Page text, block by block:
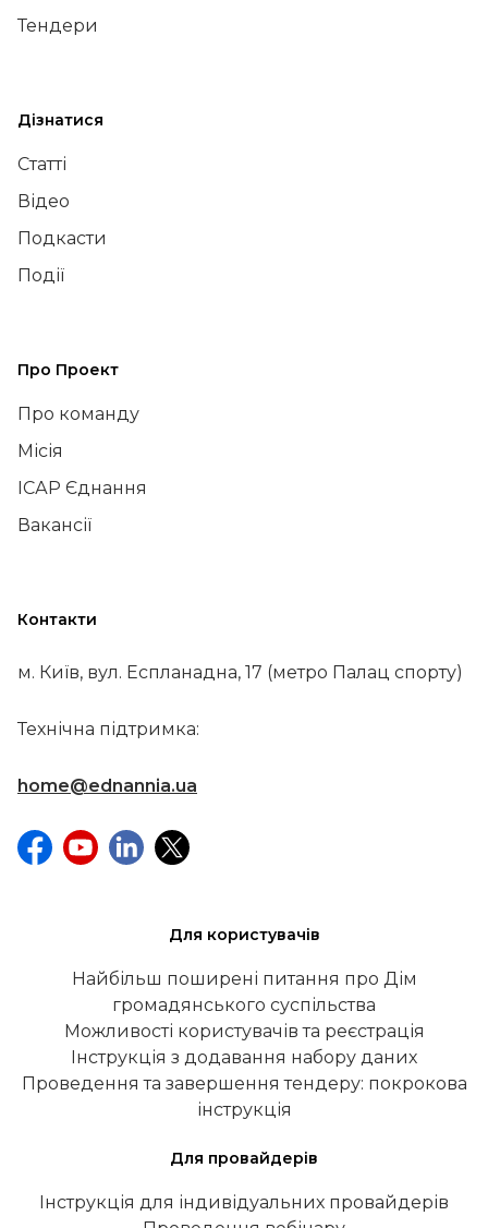
Тендери
Дізнатися
Статті
Відео
Подкасти
Події
Про Проект
Про команду
Місія
ІСАР Єднання
Вакансії
Контакти
м. Київ, вул. Еспланадна, 17 (метро Палац спорту)
Технічна підтримка:
home@ednannia.ua
Для користувачів
Найбільш поширені питання про Дім
громадянського суспільства
Можливості користувачів та реєстрація
Інструкція з додавання набору даних
Проведення та завершення тендеру: покрокова
інструкція
Для провайдерів
Інструкція для індивідуальних провайдерів